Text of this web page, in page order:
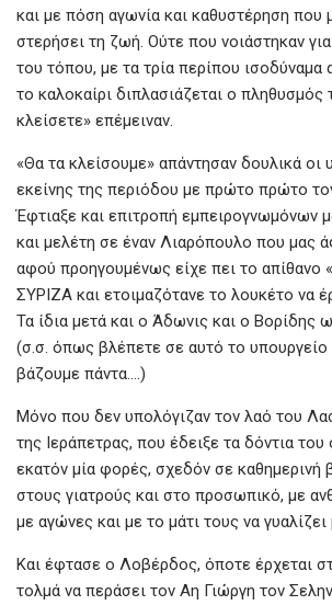
και με πόση αγωνία και καθυστέρηση που
στερήσει τη ζωή. Ούτε που νοιάστηκαν
του τόπου, με τα τρία περίπου ισοδύναμα
το καλοκαίρι διπλασιάζεται ο πληθυσμός
κλείσετε» επέμειναν.
«Θα τα κλείσουμε» απάντησαν δουλικά οι
εκείνης της περιόδου με πρώτο πρώτο
Έφτιαξε και επιτροπή εμπειρογνωμόνων
και μελέτη σε έναν Λιαρόπουλο που μας
αφού προηγουμένως είχε πει το απίθανο
ΣΥΡΙΖΑ και ετοιμαζότανε το λουκέτο να
Τα ίδια μετά και ο Άδωνις και ο Βορίδης
(σ.σ. όπως βλέπετε σε αυτό το υπουργείο
βάζουμε πάντα….)
Μόνο που δεν υπολόγιζαν τον λαό του
της Ιεράπετρας, που έδειξε τα δόντια του
εκατόν μία φορές, σχεδόν σε καθημερινή
στους γιατρούς και στο προσωπικό, με
με αγώνες και με το μάτι τους να γυαλίζει
Και έφτασε ο Λοβέρδος, όποτε έρχεται
τολμά να περάσει τον Αη Γιώργη τον